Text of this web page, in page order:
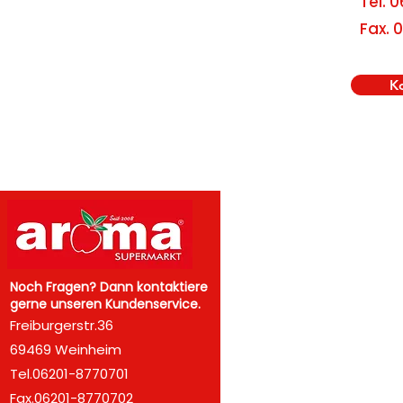
Fax.
Noch Fragen? Dann kontaktiere
gerne unseren Kundenservice.
Freiburgerstr.36
69469 Weinheim
Tel.06201-8770701
Fax.06201-8770702